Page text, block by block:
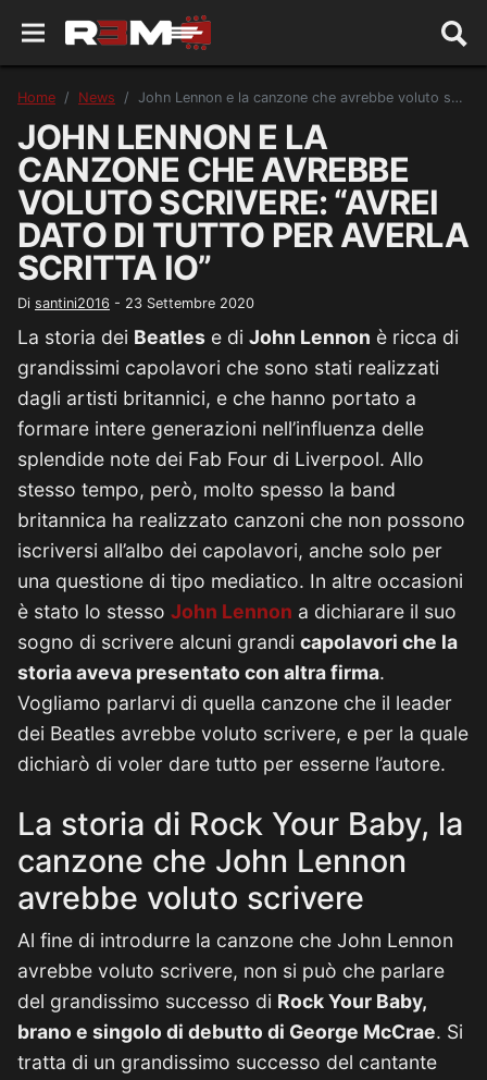
Home News John Lennon e la canzone che avrebbe voluto scrivere: “Avrei dato di tutto per averla scritta io”
JOHN LENNON E LA
CANZONE CHE AVREBBE
VOLUTO SCRIVERE: “AVREI
DATO DI TUTTO PER AVERLA
SCRITTA IO”
Di santini2016 - 23 Settembre 2020
La storia dei Beatles e di John Lennon è ricca di
grandissimi capolavori che sono stati realizzati
dagli artisti britannici, e che hanno portato a
formare intere generazioni nell’influenza delle
splendide note dei Fab Four di Liverpool. Allo
stesso tempo, però, molto spesso la band
britannica ha realizzato canzoni che non possono
iscriversi all’albo dei capolavori, anche solo per
una questione di tipo mediatico. In altre occasioni
è stato lo stesso John Lennon a dichiarare il suo
sogno di scrivere alcuni grandi capolavori che la
storia aveva presentato con altra firma.
Vogliamo parlarvi di quella canzone che il leader
dei Beatles avrebbe voluto scrivere, e per la quale
dichiarò di voler dare tutto per esserne l’autore.
La storia di Rock Your Baby, la
canzone che John Lennon
avrebbe voluto scrivere
Al fine di introdurre la canzone che John Lennon
avrebbe voluto scrivere, non si può che parlare
del grandissimo successo di Rock Your Baby,
brano e singolo di debutto di George McCrae. Si
tratta di un grandissimo successo del cantante